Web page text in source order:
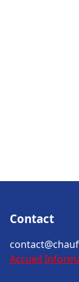
Contact
Accueil